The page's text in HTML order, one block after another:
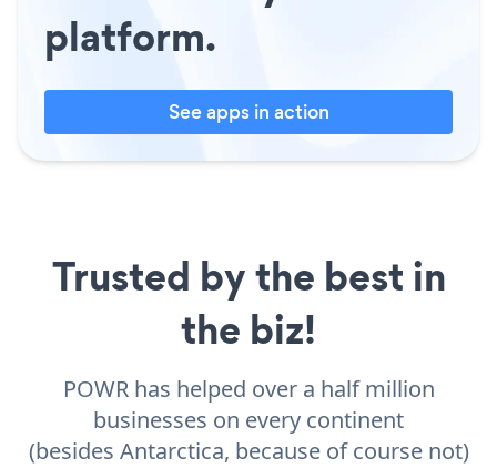
platform.
See apps in action
Trusted by the best in
the biz!
POWR has helped over a half million
businesses on every continent
(besides Antarctica, because of course not)